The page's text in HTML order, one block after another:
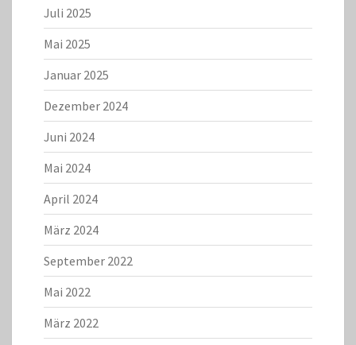
Juli 2025
Mai 2025
Januar 2025
Dezember 2024
Juni 2024
Mai 2024
April 2024
März 2024
September 2022
Mai 2022
März 2022